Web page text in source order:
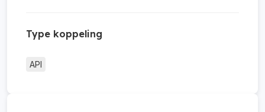
Type koppeling
API